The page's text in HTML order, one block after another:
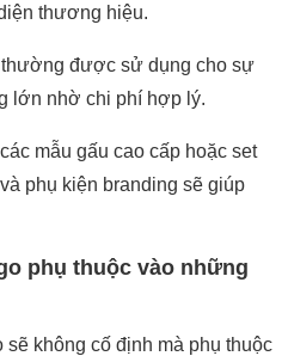
thương hiệu.
thường được sử dụng cho sự
lớn nhờ chi phí hợp lý.
mẫu gấu cao cấp hoặc set
phụ kiện branding sẽ giúp
phụ thuộc vào những
không cố định mà phụ thuộc